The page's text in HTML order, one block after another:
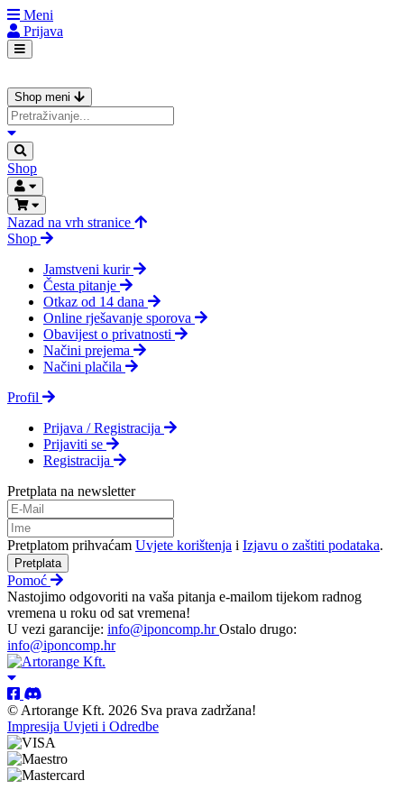
Meni
Prijava
Shop meni
Shop
Nazad na vrh stranice
Shop
Jamstveni kurir
Česta pitanje
Otkaz od 14 dana
Online rješavanje sporova
Obavijest o privatnosti
Načini prejema
Načini plačila
Profil
Prijava / Registracija
Prijaviti se
Registracija
Pretplata na newsletter
Pretplatom prihvaćam Uvjete korištenja i Izjavu o zaštiti podataka.
Pretplata
Pomoć
Nastojimo odgovoriti na vaša pitanja e-mailom tijekom radnog
vremena u roku od sat vremena!
U vezi garancije: info@iponcomp.hrOstalo drugo:
info@iponcomp.hr
© Artorange Kft. 2026 Sva prava zadržana!
Impresija Uvjeti i Odredbe